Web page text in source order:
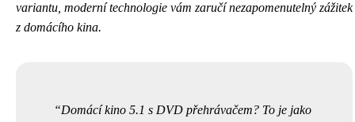
variantu, moderní technologie vám zaručí nezapomenutelný zážitek
z domácího kina.
Domácí kino 5.1 s DVD přehrávačem? To je jako